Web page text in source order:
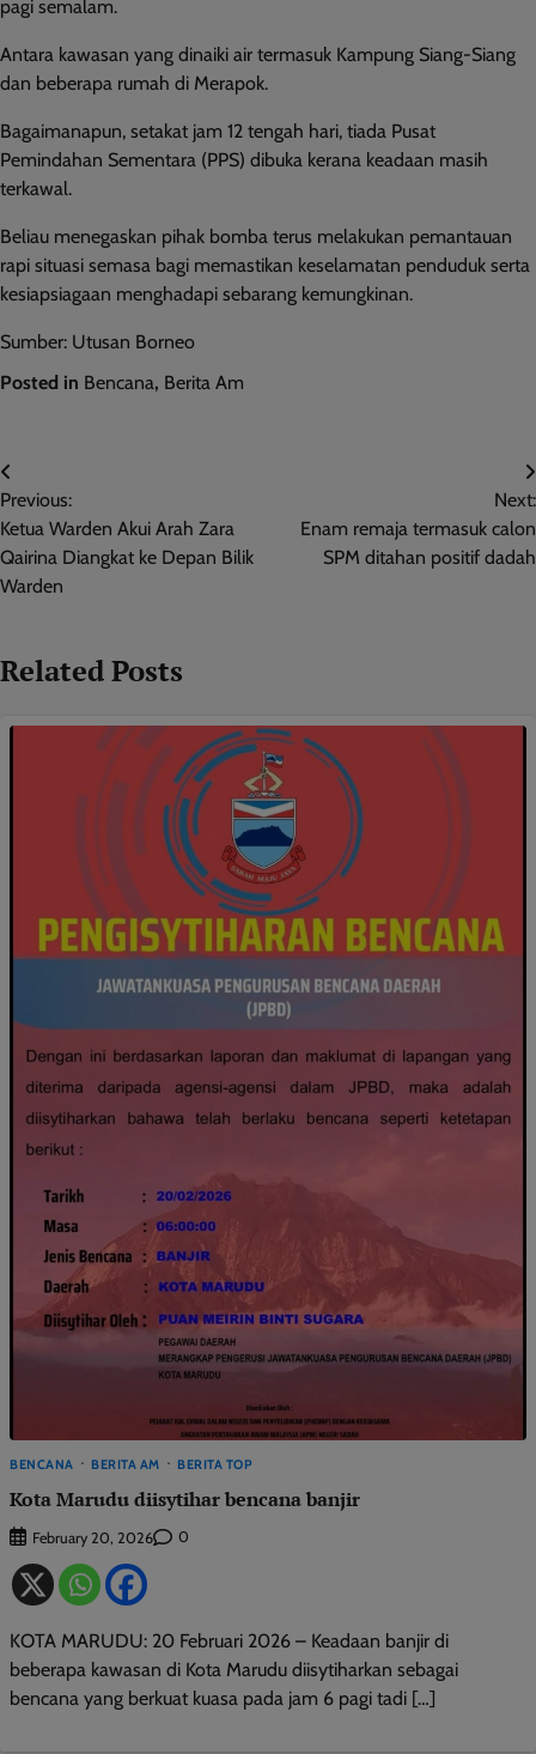
pagi semalam.
Antara kawasan yang dinaiki air termasuk Kampung Siang-Siang
dan beberapa rumah di Merapok.
Bagaimanapun, setakat jam 12 tengah hari, tiada Pusat
Pemindahan Sementara (PPS) dibuka kerana keadaan masih
terkawal.
Beliau menegaskan pihak bomba terus melakukan pemantauan
rapi situasi semasa bagi memastikan keselamatan penduduk serta
kesiapsiagaan menghadapi sebarang kemungkinan.
Sumber: Utusan Borneo
Posted in Bencana, Berita Am
Post
navigation
Previous:
Ketua Warden Akui Arah Zara
Qairina Diangkat ke Depan Bilik
Warden
Next:
Enam remaja termasuk calon
SPM ditahan positif dadah
Related Posts
BENCANA BERITA AM BERITA TOP
Kota Marudu diisytihar bencana banjir
February 20, 2026 0
KOTA MARUDU: 20 Februari 2026 – Keadaan banjir di
beberapa kawasan di Kota Marudu diisytiharkan sebagai
bencana yang berkuat kuasa pada jam 6 pagi tadi […]